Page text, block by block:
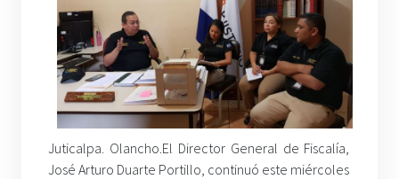
Juticalpa. Olancho.El Director General de Fiscalía,
José Arturo Duarte Portillo, continuó este miércoles